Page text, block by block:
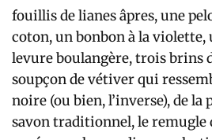
fouillis de lianes âpres, une
coton, un bonbon à la violette,
levure boulangère, trois brins
soupçon de vétiver qui
noire (ou bien, l’inverse), de la
savon traditionnel, le remugle